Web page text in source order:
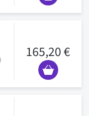
165,20 €